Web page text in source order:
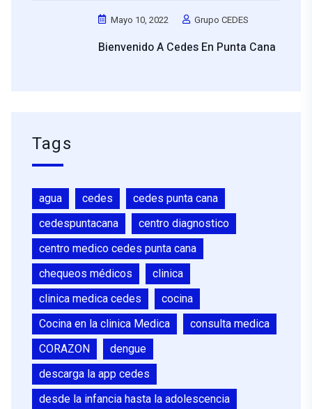
Mayo 10, 2022 Grupo CEDES
Bienvenido A Cedes En Punta Cana
Tags
agua cedes
cedes punta cana
cedespuntacana
centro diagnostico
centro medico cedes punta cana
chequeos médicos
clinica
clinica medica cedes
cocina
Cocina en la clinica Medica
consulta medica
CORAZON
dengue
descarga la app cedes
desde la infancia hasta la adolescencia